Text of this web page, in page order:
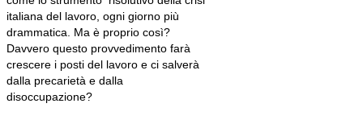
italiana del lavoro, ogni giorno più
drammatica. Ma è proprio così?
Davvero questo provvedimento farà
crescere i posti del lavoro e ci salverà
dalla precarietà e dalla
disoccupazione?